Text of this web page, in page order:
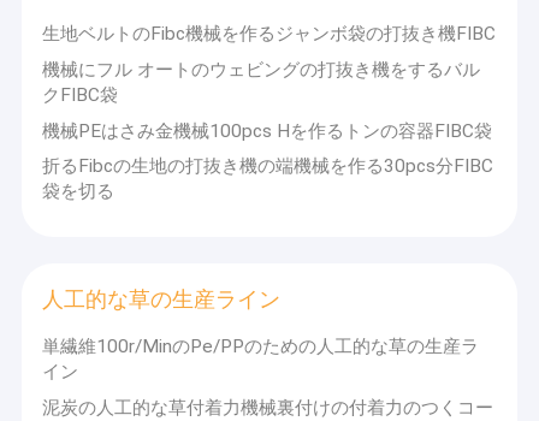
生地ベルトのFibc機械を作るジャンボ袋の打抜き機FIBC
機械にフル オートのウェビングの打抜き機をするバル
クFIBC袋
機械PEはさみ金機械100pcs Hを作るトンの容器FIBC袋
折るFibcの生地の打抜き機の端機械を作る30pcs分FIBC
袋を切る
人工的な草の生産ライン
単繊維100r/MinのPe/PPのための人工的な草の生産ラ
イン
泥炭の人工的な草付着力機械裏付けの付着力のつくコー